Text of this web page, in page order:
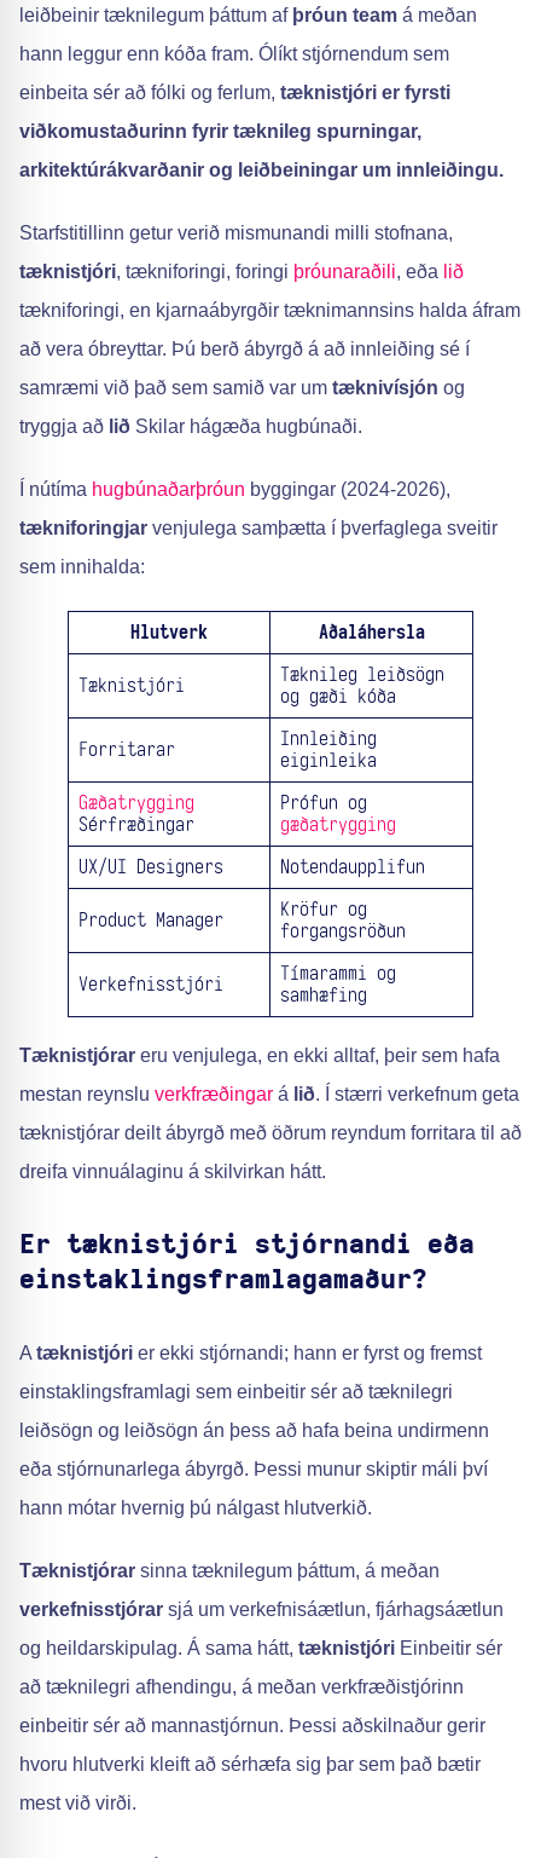
leiðbeinir tæknilegum þáttum af þróun team á meðan
hann leggur enn kóða fram. Ólíkt stjórnendum sem
einbeita sér að fólki og ferlum, tæknistjóri er fyrsti
viðkomustaðurinn fyrir tæknileg spurningar,
arkitektúrákvarðanir og leiðbeiningar um innleiðingu.
Starfstitillinn getur verið mismunandi milli stofnana,
tæknistjóri, tækniforingi, foringi þróunaraðili, eða lið
tækniforingi, en kjarnaábyrgðir tæknimannsins halda áfram
að vera óbreyttar. Þú berð ábyrgð á að innleiðing sé í
samræmi við það sem samið var um tæknivísjón og
tryggja að lið Skilar hágæða hugbúnaði.
Í nútíma hugbúnaðarþróun byggingar (2024-2026),
tækniforingjar venjulega samþætta í þverfaglega sveitir
sem innihalda:
Hlutverk Aðaláhersla
Tæknistjóri
Tæknileg leiðsögn
og gæði kóða
Forritarar
Innleiðing
eiginleika
Gæðatrygging
Sérfræðingar
Prófun og
gæðatrygging
UX/UI Designers Notendaupplifun
Product Manager
Kröfur og
forgangsröðun
Verkefnisstjóri
Tímarammi og
samhæfing
Tæknistjórar eru venjulega, en ekki alltaf, þeir sem hafa
mestan reynslu verkfræðingar á lið. Í stærri verkefnum geta
tæknistjórar deilt ábyrgð með öðrum reyndum forritara til að
dreifa vinnuálaginu á skilvirkan hátt.
Er tæknistjóri stjórnandi eða
einstaklingsframlagamaður?
A tæknistjóri er ekki stjórnandi; hann er fyrst og fremst
einstaklingsframlagi sem einbeitir sér að tæknilegri
leiðsögn og leiðsögn án þess að hafa beina undirmenn
eða stjórnunarlega ábyrgð. Þessi munur skiptir máli því
hann mótar hvernig þú nálgast hlutverkið.
Tæknistjórar sinna tæknilegum þáttum, á meðan
verkefnisstjórar sjá um verkefnisáætlun, fjárhagsáætlun
og heildarskipulag. Á sama hátt, tæknistjóri Einbeitir sér
að tæknilegri afhendingu, á meðan verkfræðistjórinn
einbeitir sér að mannastjórnun. Þessi aðskilnaður gerir
hvoru hlutverki kleift að sérhæfa sig þar sem það bætir
mest við virði.